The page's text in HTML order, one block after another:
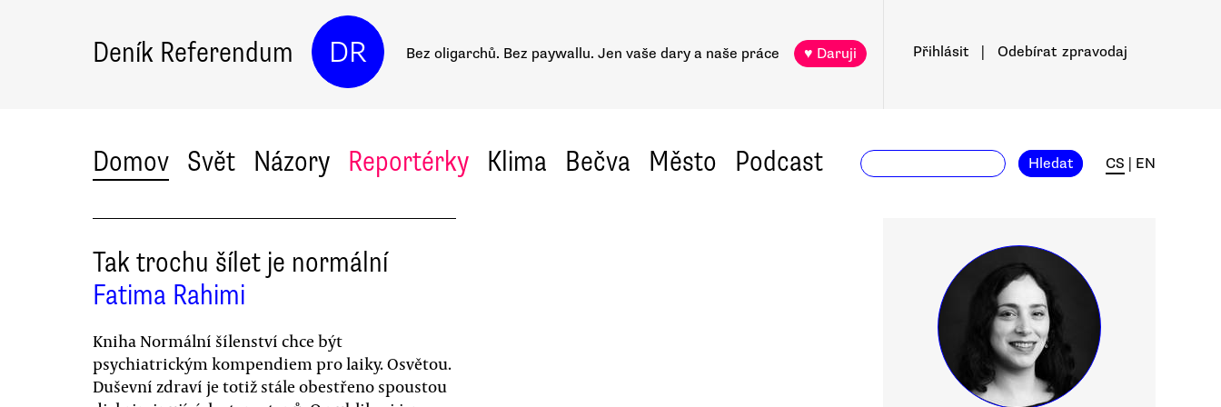
Deník Referendum DR Bez oligarchů. Bez paywallu. Jen vaše dary a naše práce ♥ Daruji Přihlásit Odebírat zpravodaj
Domov Svět Názory Reportérky Klima Bečva Město Podcast Hledat CS EN
Tak trochu šílet je normální
Fatima Rahimi
Kniha Normální šílenství chce být
psychiatrickým kompendiem pro laiky. Osvětou.
Duševní zdraví je totiž stále obestřeno spoustou